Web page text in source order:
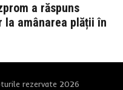
a răspuns
amânarea plății în
rezervate 2026